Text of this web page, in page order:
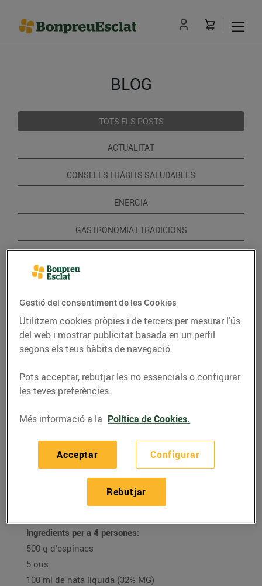
BLOG
TOTS ELS POSTS
ACTUALITAT
CONSELLS I HÀBITS SALUDABLES
ENERGIA
GASTRONOMIA I TRADICIONS
Braç d'espinacs, salmó i
formatge
Ingredients per a 4 persones:
500 g d’espinacs
5 ous
100 ml de nata líquida (32% MG)
Gestió del consentiment de les Cookies
Utilitzem cookies pròpies i de tercers per mesurar l’ús
del web i mostrar publicitat basada en un perfil
segons els teus hàbits de navegació.
Pots acceptar, rebutjar les no essencials o configurar
les teves preferències.
Més informació a la Política de Cookies.
Configurar
Rebutjar
Acceptar